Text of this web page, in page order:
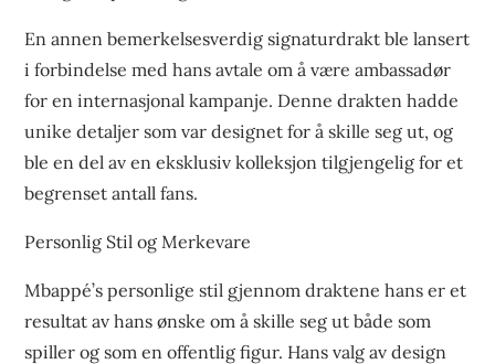
En annen bemerkelsesverdig signaturdrakt ble lansert
i forbindelse med hans avtale om å være ambassadør
for en internasjonal kampanje. Denne drakten hadde
unike detaljer som var designet for å skille seg ut, og
ble en del av en eksklusiv kolleksjon tilgjengelig for et
begrenset antall fans.
Personlig Stil og Merkevare
Mbappé’s personlige stil gjennom draktene hans er et
resultat av hans ønske om å skille seg ut både som
spiller og som en offentlig figur. Hans valg av design